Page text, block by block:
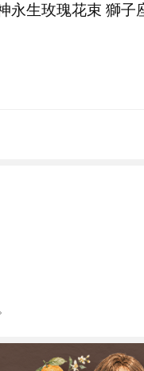
束 獅子座生日禮